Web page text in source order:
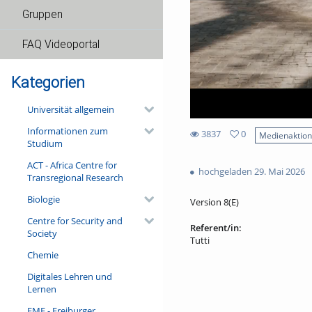
Gruppen
FAQ Videoportal
Kategorien
Universität allgemein
Informationen zum
Studium
ACT - Africa Centre for
Transregional Research
Biologie
Centre for Security and
Society
Chemie
Digitales Lehren und
Lernen
3837
views
0
hochgeladen 29. Mai 2026
Version 8(E)
Referent/in:
Tutti